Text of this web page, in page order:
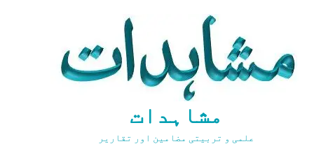
مشاہدات
علمی و تربیتی مضامین اور تقاریر